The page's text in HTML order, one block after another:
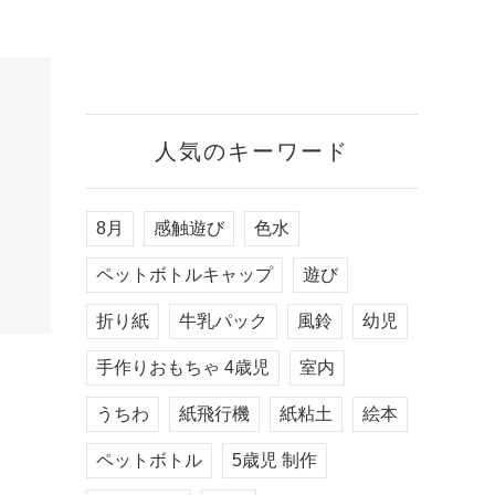
人気のキーワード
8月 感触遊び 色水
ペットボトルキャップ 遊び
折り紙 牛乳パック 風鈴 幼児
手作りおもちゃ 4歳児 室内
うちわ 紙飛行機 紙粘土 絵本
ペットボトル 5歳児 制作